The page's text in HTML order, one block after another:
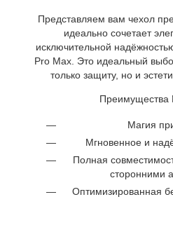
Представляем вам чехол
идеально сочетает
исключительной
Pro Max. Это идеальный
только защиту, но и
Преимущества
Магия
Мгновенное и
Полная
сторонними
Оптимизированная